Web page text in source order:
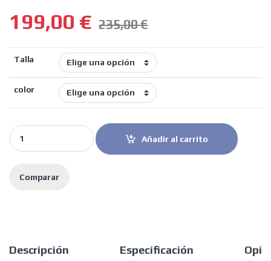
199,00 € 235,00€
Talla
color
By City casco moto integral Roadster III negro brillo quantity
Añadir al carrito
Comparar
Descripción Especificación